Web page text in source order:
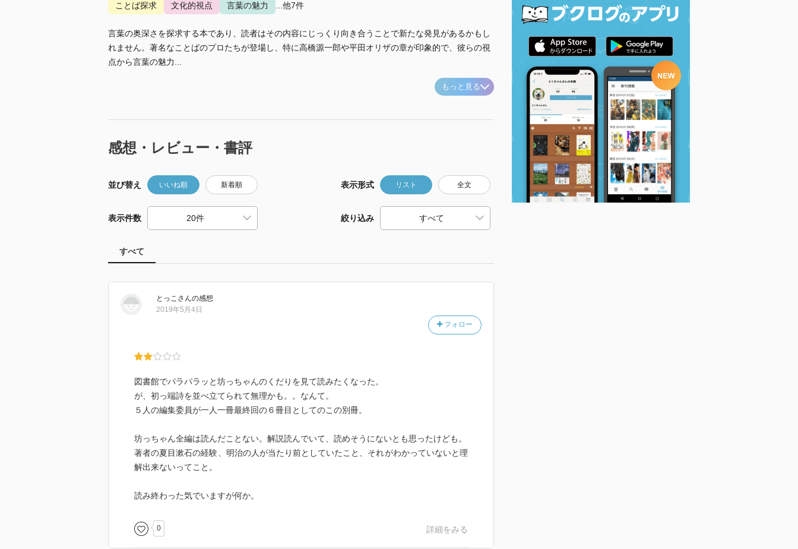
ことば探求 文化的視点 言葉の魅力 ...他7件
言葉の奥深さを探求する本であり、読者はその内容にじっくり向き合うことで新たな発見があるかもし
れません。著名なことばのプロたちが登場し、特に高橋源一郎や平田オリザの章が印象的で、彼らの視
点から言葉の魅力...
もっと見る
感想・レビュー・書評
並び替え いいね順 新着順 表示形式 リスト 全文
表示件数 絞り込み
すべて
とっこ さんの感想
フォロー
2019年5月4日
図書館でパラパラッと坊っちゃんのくだりを見て読みたくなった。
が、初っ端詩を並べ立てられて無理かも。。なんて。
５人の編集委員が一人一冊最終回の６冊目としてのこの別冊。
坊っちゃん全編は読んだことない。解説読んでいて、読めそうにないとも思ったけども。
著者の夏目漱石の経験、明治の人が当たり前としていたこと、それがわかっていないと理
解出来ないってこと。
読み終わった気でいますが何か。
0 詳細をみる